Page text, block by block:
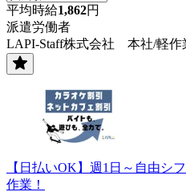
平均時給1,862円
派遣労働者
LAPI-Staff株式会社 本社/軽作
【日払いOK】週1日～自由シ
作業！